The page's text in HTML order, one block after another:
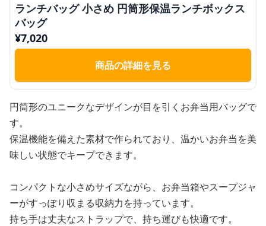
ランチバッグ 小さめ 円筒形保温ランチボックス
バッグ
¥7,020
商品の詳細を見る
円筒形のユニークなデザインが目を引くお弁当用バッグで
す。
保温機能を備えた素材で作られており、温かいお弁当を美
味しい状態でキープできます。
コンパクトな小さめサイズながら、お弁当箱やスープジャ
ーがすっぽり収まる収納力を持っています。
持ち手は丈夫なストラップで、持ち運びも快適です。